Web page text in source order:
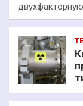
двухфакторную…